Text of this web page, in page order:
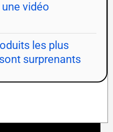
vidéo
les plus
surprenants